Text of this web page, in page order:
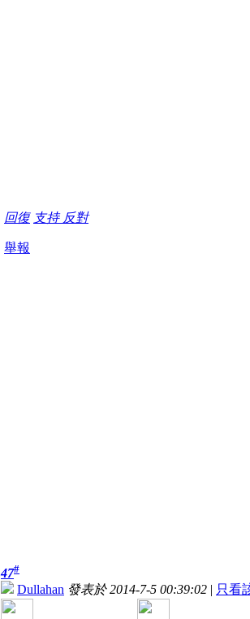
回復 支持 反對
舉報
47#
Dullahan 發表於 2014-7-5 00:39:02 | 只看